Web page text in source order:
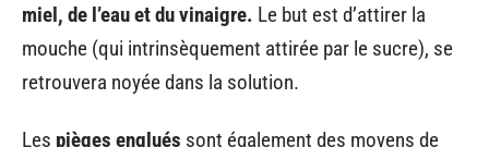
miel, de l’eau et du vinaigre. Le but est d’attirer la
mouche (qui intrinsèquement attirée par le sucre), se
retrouvera noyée dans la solution.
Les pièges englués sont également des moyens de